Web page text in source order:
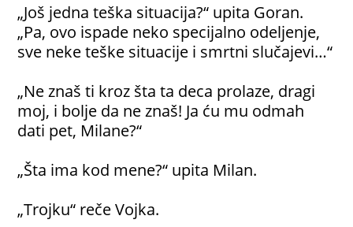
„Još jedna teška situacija?“ upita Goran.
„Pa, ovo ispade neko specijalno odeljenje,
sve neke teške situacije i smrtni slučajevi…“
„Ne znaš ti kroz šta ta deca prolaze, dragi
moj, i bolje da ne znaš! Ja ću mu odmah
dati pet, Milane?“
„Šta ima kod mene?“ upita Milan.
„Trojku“ reče Vojka.